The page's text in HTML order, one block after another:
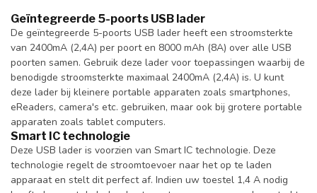
Geïntegreerde 5-poorts USB lader
De geïntegreerde 5-poorts USB lader heeft een stroomsterkte
van 2400mA (2,4A) per poort en 8000 mAh (8A) over alle USB
poorten samen. Gebruik deze lader voor toepassingen waarbij de
benodigde stroomsterkte maximaal 2400mA (2,4A) is. U kunt
deze lader bij kleinere portable apparaten zoals smartphones,
eReaders, camera's etc. gebruiken, maar ook bij grotere portable
apparaten zoals tablet computers.
Smart IC technologie
Deze USB lader is voorzien van Smart IC technologie. Deze
technologie regelt de stroomtoevoer naar het op te laden
apparaat en stelt dit perfect af. Indien uw toestel 1,4 A nodig